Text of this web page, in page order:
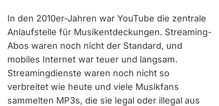
In den 2010er-Jahren war YouTube die zentrale
Anlaufstelle für Musikentdeckungen. Streaming-
Abos waren noch nicht der Standard, und
mobiles Internet war teuer und langsam.
Streamingdienste waren noch nicht so
verbreitet wie heute und viele Musikfans
sammelten MP3s, die sie legal oder illegal aus